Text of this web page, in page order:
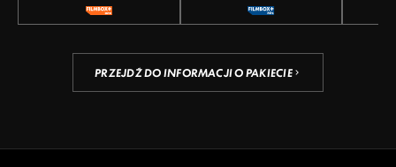
PRZEJDŹ DO INFORMACJI O PAKIECIE